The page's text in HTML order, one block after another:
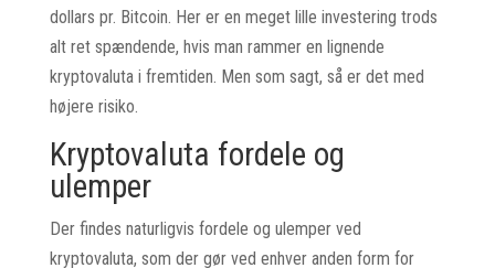
dollars pr. Bitcoin. Her er en meget lille investering trods
alt ret spændende, hvis man rammer en lignende
kryptovaluta i fremtiden. Men som sagt, så er det med
højere risiko.
Kryptovaluta fordele og
ulemper
Der findes naturligvis fordele og ulemper ved
kryptovaluta, som der gør ved enhver anden form for